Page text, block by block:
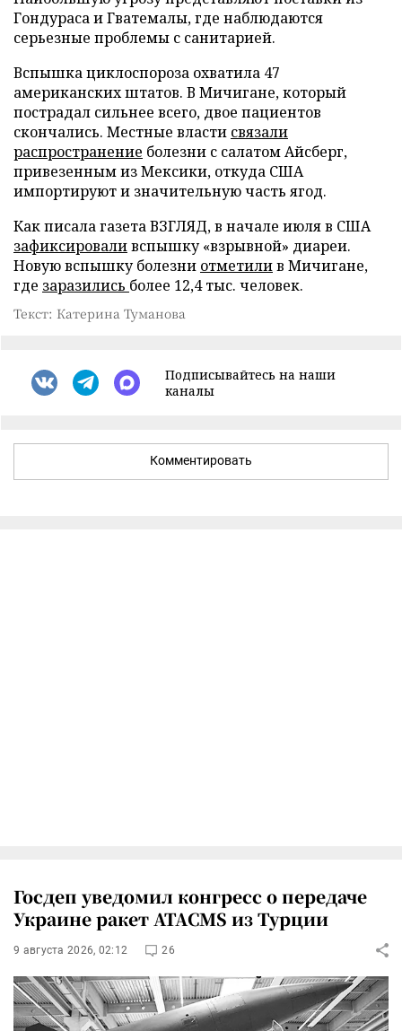
Гондураса и Гватемалы, где наблюдаются
серьезные проблемы с санитарией.
Вспышка циклоспороза охватила 47
американских штатов. В Мичигане, который
пострадал сильнее всего, двое пациентов
скончались. Местные власти связали
распространение болезни с салатом Айсберг,
привезенным из Мексики, откуда США
импортируют и значительную часть ягод.
Как писала газета ВЗГЛЯД, в начале июля в США
зафиксироваливспышку «взрывной» диареи.
Новую вспышку болезни отметилив Мичигане,
где заразились более 12,4 тыс. человек.
Текст: Катерина Туманова
Подписывайтесь на наши
каналы
Комментировать
Госдеп уведомил конгресс о передаче
Украине ракет ATACMS из Турции
9 августа 2026, 02:12 26